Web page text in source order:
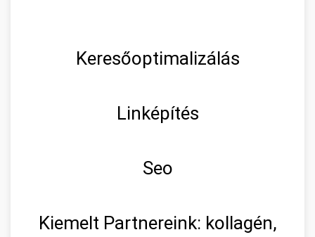
Keresőoptimalizálás
Linképítés
Seo
Kiemelt Partnereink: kollagén,